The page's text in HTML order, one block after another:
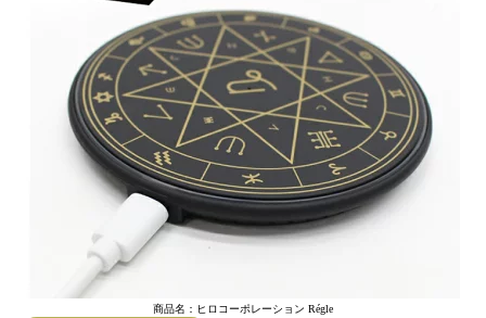
商品名：ヒロコーポレーション Régle